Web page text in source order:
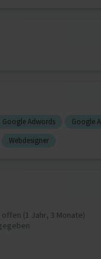
Google Adwords Google
Webdesigner
offen (1 Jahr, 3 Monate)